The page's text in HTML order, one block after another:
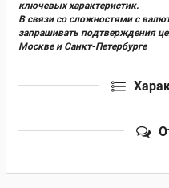
ключевых характеристик.
В связи со сложностями с
запрашивать подтверждения
Москве и Санкт-Петербурге